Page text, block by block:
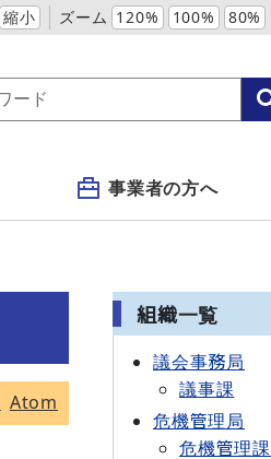
縮小 ズーム 120% 100% 80%
事業者の方へ
Atom
組織一覧
議会事務局
議事課
危機管理局
危機管理課